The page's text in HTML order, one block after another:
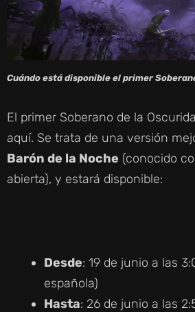
O
Cuándo está disponible el primer
El primer Soberano de la
aquí. Se trata de una versión
Barón de la Noche (conocido
abierta), y estará disponible:
Desde: 19 de junio a las
española)
Hasta: 26 de junio a las